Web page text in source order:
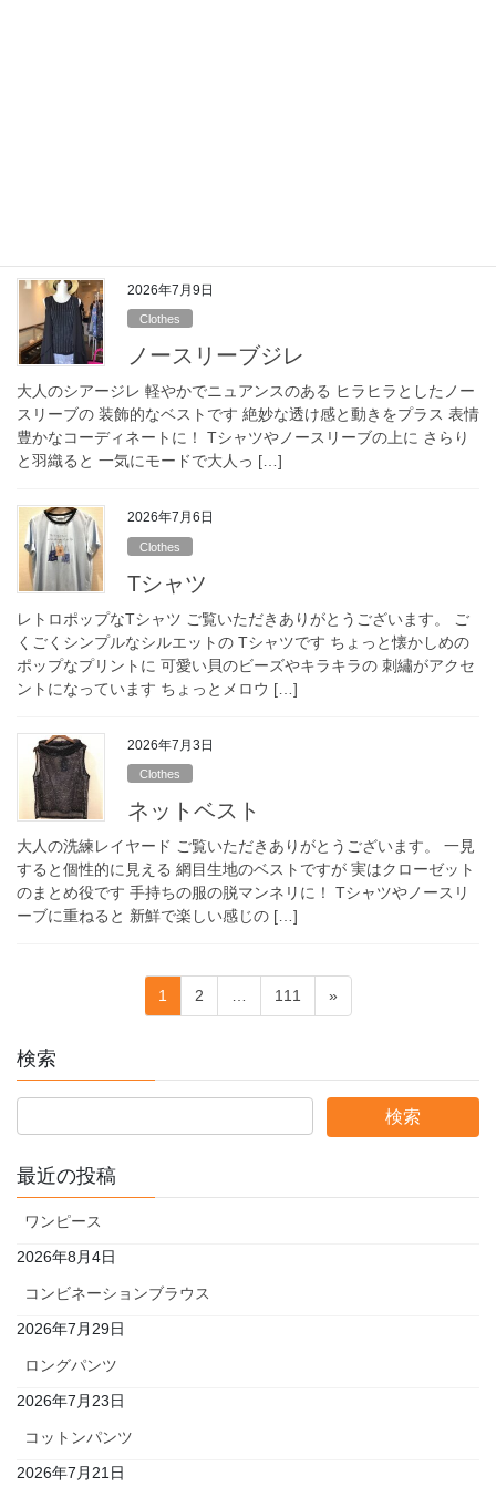
2026年7月9日
Clothes
ノースリーブジレ
大人のシアージレ 軽やかでニュアンスのある ヒラヒラとしたノー
スリーブの 装飾的なベストです 絶妙な透け感と動きをプラス 表情
豊かなコーディネートに！ Tシャツやノースリーブの上に さらり
と羽織ると 一気にモードで大人っ […]
2026年7月6日
Clothes
Tシャツ
レトロポップなTシャツ ご覧いただきありがとうございます。 ご
くごくシンプルなシルエットの Tシャツです ちょっと懐かしめの
ポップなプリントに 可愛い貝のビーズやキラキラの 刺繡がアクセ
ントになっています ちょっとメロウ […]
2026年7月3日
Clothes
ネットベスト
大人の洗練レイヤード ご覧いただきありがとうございます。 一見
すると個性的に見える 網目生地のベストですが 実はクローゼット
のまとめ役です 手持ちの服の脱マンネリに！ Tシャツやノースリ
ーブに重ねると 新鮮で楽しい感じの […]
の
ペ
送
り
固
定
ジ
1
固
定
ジ
2 …
固
定
ジ
111 »
検索
最近の投稿
ワンピース
2026年8月4日
コンビネーションブラウス
2026年7月29日
ロングパンツ
2026年7月23日
コットンパンツ
2026年7月21日